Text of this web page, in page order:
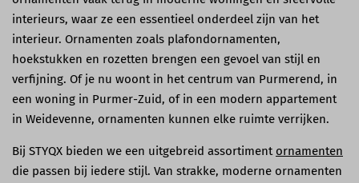
interieurs, waar ze een essentieel onderdeel zijn van het
interieur. Ornamenten zoals plafondornamenten,
hoekstukken en rozetten brengen een gevoel van stijl en
verfijning. Of je nu woont in het centrum van Purmerend, in
een woning in Purmer-Zuid, of in een modern appartement
in Weidevenne, ornamenten kunnen elke ruimte verrijken.
Bij STYQX bieden we een uitgebreid assortiment ornamenten
die passen bij iedere stijl. Van strakke, moderne ornamenten